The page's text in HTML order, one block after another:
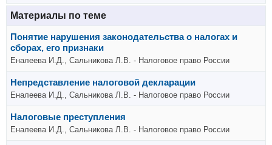
Материалы по теме
Понятие нарушения законодательства о налогах и
сборах, его признаки
Еналеева И.Д., Сальникова Л.В. - Налоговое право России
Непредставление налоговой декларации
Еналеева И.Д., Сальникова Л.В. - Налоговое право России
Налоговые преступления
Еналеева И.Д., Сальникова Л.В. - Налоговое право России